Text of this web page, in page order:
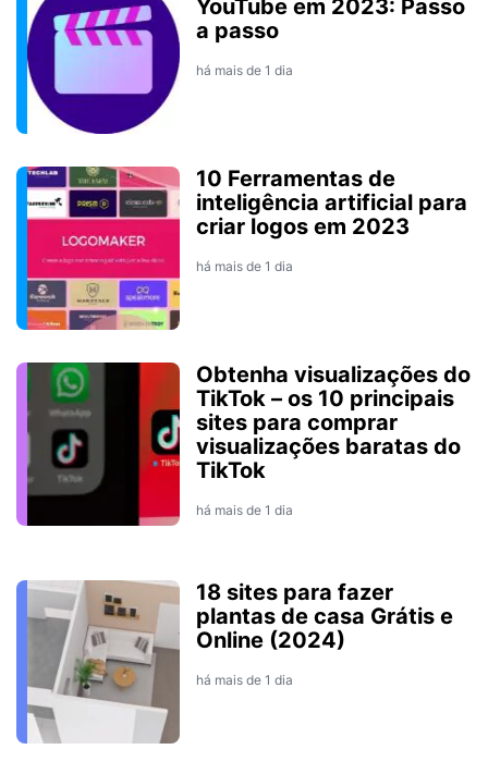
YouTube em 2023: Passo
a passo
há mais de 1 dia
10 Ferramentas de
inteligência artificial para
criar logos em 2023
há mais de 1 dia
Obtenha visualizações do
TikTok – os 10 principais
sites para comprar
visualizações baratas do
TikTok
há mais de 1 dia
18 sites para fazer
plantas de casa Grátis e
Online (2024)
há mais de 1 dia